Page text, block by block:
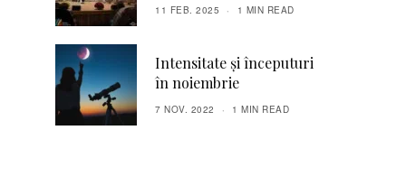
11 FEB. 2025 1 MIN READ
Intensitate și începuturi
în noiembrie
7 NOV. 2022 1 MIN READ